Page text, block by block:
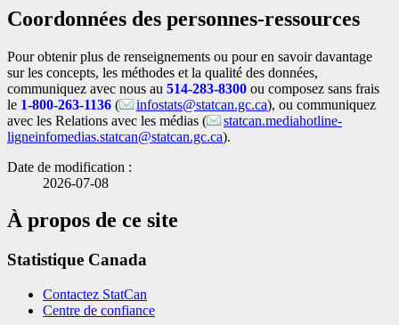
Coordonnées des personnes-ressources
Pour obtenir plus de renseignements ou pour en savoir davantage
sur les concepts, les méthodes et la qualité des données,
communiquez avec nous au 514-283-8300 ou composez sans frais
le 1-800-263-1136 ( infostats@statcan.gc.ca), ou communiquez
avec les Relations avec les médias (
statcan.mediahotline-
ligneinfomedias.statcan@statcan.gc.ca).
Date de modification :
2026-07-08
À propos de ce site
Statistique Canada
Contactez StatCan
Centre de confiance